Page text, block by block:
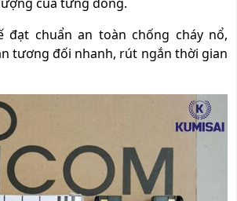
đạt chuẩn an toàn chống cháy nổ,
tương đối nhanh, rút ngắn thời gian